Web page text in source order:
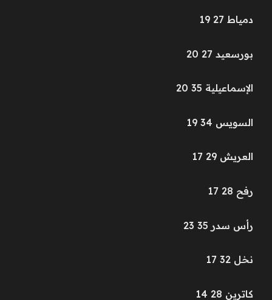
دمياط 27 19
بورسعيد 27 20
الإسماعيلية 35 20
السويس 34 19
العريش 29 17
رفح 28 17
رأس سدر 35 23
نخل 32 17
كاترين 28 14